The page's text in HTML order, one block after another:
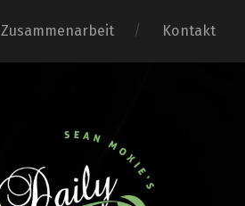
Zusammenarbeit Kontakt